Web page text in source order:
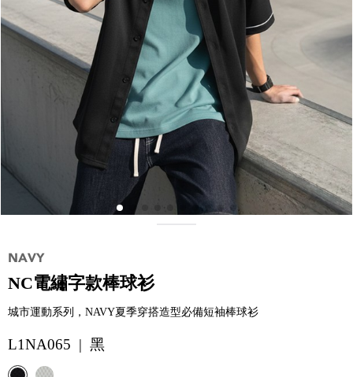
NC電繡字款棒球衫
城市運動系列，NAVY夏季穿搭造型必備短袖棒球衫
L1NA065 | 黑